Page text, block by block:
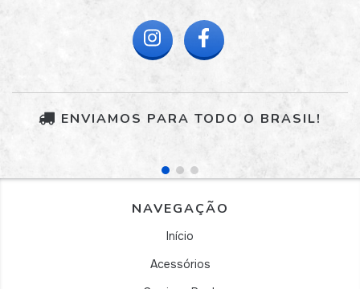
ENVIAMOS PARA TODO O BRASIL!
NAVEGAÇÃO
Início
Acessórios